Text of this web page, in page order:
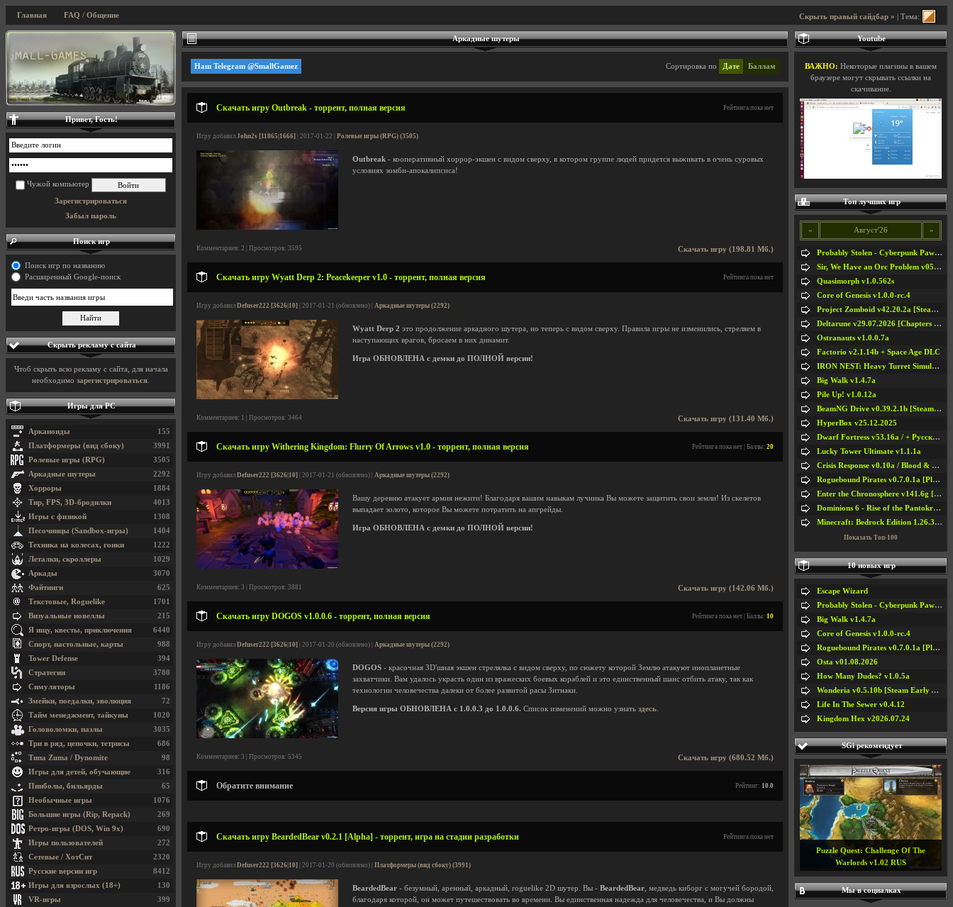
Скрыть правый сайдбар » | Тема:
Главная FAQ / Общение
Аркадные шутеры
Сортировка по Дате Баллам
Наш Telegram @SmallGamez
Скачать игру Outbreak - торрент, полная версия Рейтинга пока нет
Игру добавил John2s [11865|1666] | 2017-01-22 | Ролевые игры (RPG) (3505)
Outbreak - кооперативный хоррор-экшен с видом сверху, в котором группе людей придется выживать в очень суровых
условиях зомби-апокалипсиса!
Скачать игру (198.81 Мб.)
Комментариев: 2 | Просмотров: 3595
Скачать игру Wyatt Derp 2: Peacekeeper v1.0 - торрент, полная версия Рейтинга пока нет
Игру добавил Defuser222 [3626|10] | 2017-01-21 (обновлено) | Аркадные шутеры (2292)
Wyatt Derp 2 это продолжение аркадного шутера, но теперь с видом сверху. Правила игры не изменились, стреляем в
наступающих врагов, бросаем в них динамит.
Игра ОБНОВЛЕНА с демки до ПОЛНОЙ версии!
Скачать игру (131.40 Мб.)
Комментариев: 1 | Просмотров: 3464
Скачать игру Withering Kingdom: Flurry Of Arrows v1.0 - торрент, полная версия Рейтинга пока нет | Баллы: 20
Игру добавил Defuser222 [3626|10] | 2017-01-21 (обновлено) | Аркадные шутеры (2292)
Вашу деревню атакует армия нежити! Благодаря вашим навыкам лучника Вы можете защитить свои земли! Из скелетов
выпадает золото, которое Вы можете потратить на апгрейды.
Игра ОБНОВЛЕНА с демки до ПОЛНОЙ версии!
Скачать игру (142.06 Мб.)
Комментариев: 3 | Просмотров: 3881
Скачать игру DOGOS v1.0.0.6 - торрент, полная версия Рейтинга пока нет | Баллы: 10
Игру добавил Defuser222 [3626|10] | 2017-01-20 (обновлено) | Аркадные шутеры (2292)
DOGOS - красочная 3D'шная экшен стрелялка с видом сверху, по сюжету которой Землю атакуют инопланетные
захватчики. Вам удалось украсть один из вражеских боевых кораблей и это единственный шанс отбить атаку, так как
технологии человечества далеки от более развитой расы Зитнаки.
Версия игры ОБНОВЛЕНА с 1.0.0.3 до 1.0.0.6. Список изменений можно узнать здесь
Скачать игру (680.52 Мб.)
Комментариев: 3 | Просмотров: 5345
Обратите внимание Рейтинг: 10.0
Скачать игру BeardedBear v0.2.1 [Alpha] - торрент, игра на стадии разработки Рейтинга пока нет
Игру добавил Defuser222 [3626|10] | 2017-01-20 (обновлено) | Платформеры (вид сбоку) (3991)
BeardedBear - безумный, аренный, аркадный, roguelike 2D шутер. Вы - BeardedBear , медведь киборг с могучей бородой,
благодаря которой, он может путешествовать во времени. Вы единственная надежда для человечества, и Вы должны
Привет, Гость!
Чужой компьютер
Зарегистрироваться
Забыл пароль
Поиск игр
Поиск игр по названию
Расширенный Google-поиск
Скрыть рекламу с сайта
Чтоб скрыть всю рекламу с сайта, для начала
необходимо зарегистрироваться
Игры для PC
155
Арканоиды
3991
Платформеры (вид сбоку)
3505
Ролевые игры (RPG)
2292
Аркадные шутеры
1884
Хорроры
4013
Тир, FPS, 3D-бродилки
1308
Игры с физикой
1404
Песочницы (Sandbox-игры)
1222
Техника на колесах, гонки
1029
Леталки, скроллеры
3070
Аркады
625
Файтинги
1701
Текстовые, Roguelike
215
Визуальные новеллы
6440
Я ищу, квесты, приключения
988
Спорт, настольные, карты
394
Tower Defense
3780
Стратегии
1186
Симуляторы
72
Змейки, поедалки, эволюция
1020
Тайм менеджмент, тайкуны
3035
Головоломки, пазлы
686
Три в ряд, цепочки, тетрисы
98
Типа Zuma / Dynomite
316
Игры для детей, обучающие
65
Пинболы, бильярды
1076
Необычные игры
269
Большие игры (Rip, Repack)
690
Ретро-игры (DOS, Win 9x)
272
Игры пользователей
2320
Сетевые / ХотСит
8412
Русские версии игр
130
Игры для взрослых (18+)
399
VR-игры
Youtube
ВАЖНО: Некоторые плагины в вашем
браузере могут скрывать ссылки на
скачивание.
Топ лучших игр
« Август'26 »
Probably Stolen - Cyberpunk Pawnshop Simulator v048c [Playtest]
Sir, We Have an Orc Problem v05.08.2026
Quasimorph v1.0.562s
Core of Genesis v1.0.0-rc.4
Project Zomboid v42.20.2a [Steam Early Access]
Deltarune v29.07.2026 [Chapters 1-5] / + RUS [Chapters 1-5]
Ostranauts v1.0.0.7a
Factorio v2.1.14b + Space Age DLC
IRON NEST: Heavy Turret Simulator v1.0a
Big Walk v1.4.7a
Pile Up! v1.0.12a
BeamNG Drive v0.39.2.1b [Steam Early Access]
HyperBox v25.12.2025
Dwarf Fortress v53.16a / + Русская Версия v50.12a
Lucky Tower Ultimate v1.1.1a
Crisis Response v0.10a / Blood & Bullet
Roguebound Pirates v0.7.0.1a [Playtest]
Enter the Chronosphere v141.6g [Steam Early Access]
Dominions 6 - Rise of the Pantokrator v6.35a
Minecraft: Bedrock Edition 1.26.33.1a / + TLauncher v2.89
Показать Топ-100
10 новых игр
Escape Wizard
Probably Stolen - Cyberpunk Pawnshop Simulator v048c [Playtest]
Big Walk v1.4.7a
Core of Genesis v1.0.0-rc.4
Roguebound Pirates v0.7.0.1a [Playtest]
Osta v01.08.2026
How Many Dudes? v1.0.5a
Wonderia v0.5.10b [Steam Early Access]
Life In The Sewer v0.4.12
Kingdom Hex v2026.07.24
SGi рекомендует
Puzzle Quest: Challenge Of The
Warlords v1.02 RUS
Мы в социалках